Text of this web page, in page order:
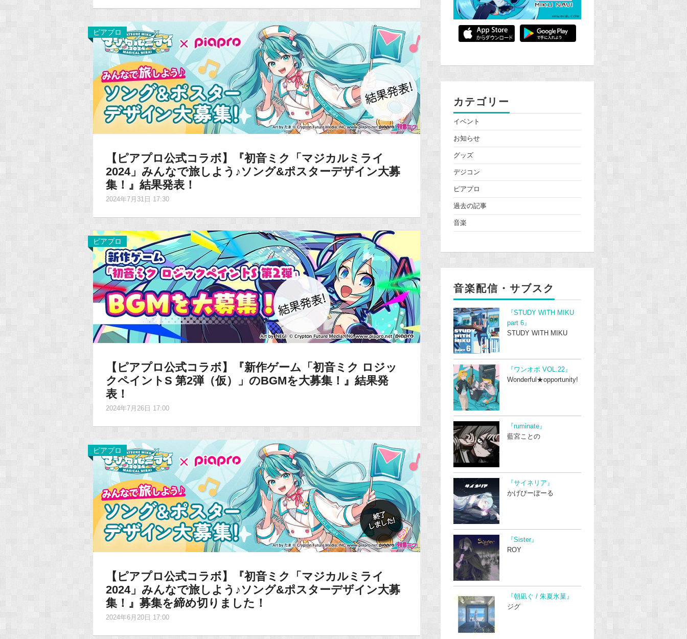
ピアプロ
【ピアプロ公式コラボ】『初音ミク「マジカルミライ
2024」みんなで旅しよう♪ソング&ポスターデザイン大募
集！』結果発表！
2024年7月31日 17:30
ピアプロ
【ピアプロ公式コラボ】『新作ゲーム「初音ミク ロジッ
クペイントS 第2弾（仮）」のBGMを大募集！』結果発
表！
2024年7月26日 17:00
ピアプロ
【ピアプロ公式コラボ】『初音ミク「マジカルミライ
2024」みんなで旅しよう♪ソング&ポスターデザイン大募
集！』募集を締め切りました！
2024年6月20日 17:00
カテゴリー
イベント
お知らせ
グッズ
デジコン
ピアプロ
過去の記事
音楽
音楽配信・サブスク
『STUDY WITH MIKU
part 6』
STUDY WITH MIKU
『ワンオポ VOL.22』
Wonderful★opportunity!
『ruminate』
藍宮ことの
『サイネリア』
かげぴーぼーる
『Sister』
ROY
『朝凪ぐ / 朱夏氷菓』
ジグ